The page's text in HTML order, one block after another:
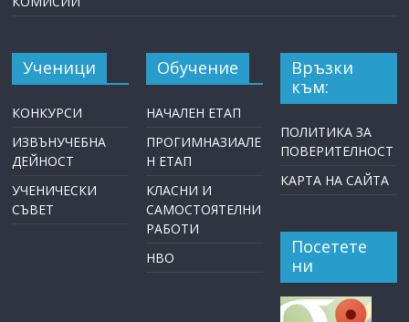
Ученици
КОНКУРСИ
ИЗВЪНУЧЕБНА
ДЕЙНОСТ
УЧЕНИЧЕСКИ
СЪВЕТ
Обучение
НАЧАЛЕН ЕТАП
ПРОГИМНАЗИАЛЕ
Н ЕТАП
КЛАСНИ И
САМОСТОЯТЕЛНИ
РАБОТИ
НВО
Връзки
към:
ПОЛИТИКА ЗА
ПОВЕРИТЕЛНОСТ
КАРТА НА САЙТА
Посетете
ни